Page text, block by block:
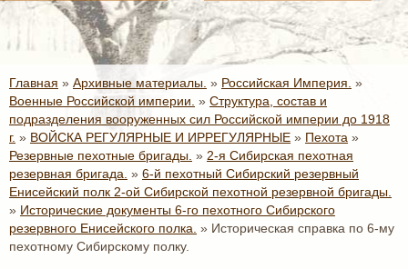
Главная » Архивные материалы. » Российская Империя. »
Военные Российской империи. » Структура, состав и
подразделения вооруженных сил Российской империи до 1918
г. » ВОЙСКА РЕГУЛЯРНЫЕ И ИРРЕГУЛЯРНЫЕ » Пехота »
Резервные пехотные бригады. » 2-я Сибирская пехотная
резервная бригада. » 6-й пехотный Сибирский резервный
Енисейский полк 2-ой Сибирской пехотной резервной бригады.
» Исторические документы 6-го пехотного Сибирского
резервного Енисейского полка. » Историческая справка по 6-му
пехотному Сибирскому полку.